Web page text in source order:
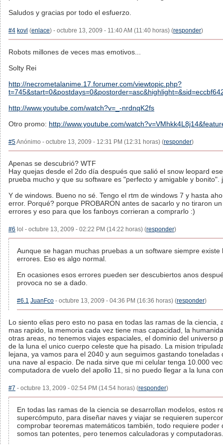
Saludos y gracias por todo el esfuerzo.
#4 kovl (enlace) - octubre 13, 2009 - 11:40 AM (11:40 horas) (responder)
Robots millones de veces mas emotivos...
Solty Rei
http://necrometalanime.17.forumer.com/viewtopic.php?
http://www.youtube.com/watch?v=_-nrdnqK2fs
Otro promo: http://www.youtube.com/
#5Anónimo - octubre 13, 2009 - 12:31 PM (12:31 horas) (responder)
Apenas se descubrió? WTF
Hay quejas desde el 2do día después que salió el snow leopard
prueba mucho y que su software es "perfecto y amigable y bonito".
Y de windows. Bueno no sé. Tengo el rtm de windows 7 y hasta
error. Porqué? porque PROBARON antes de sacarlo y no tiraron
errores y eso para que los fanboys corrieran a comprarlo :)
#6 lol - octubre 13, 2009 - 02:22 PM (14:22 horas) (responder)
Aunque se hagan muchas pruebas a un software siempre existe
errores. Eso es algo normal.
En ocasiones esos errores pueden ser descubiertos anos
provoca no se a dado.
#6.1 JuanFco - octubre 13, 2009 - 04:36 PM (16:36 horas) (responder)
Lo siento elias pero esto no pasa en todas las ramas de la ciencia,
mas rapido, la memoria cada vez tiene mas capacidad, la
otras areas, no tenemos viajes espaciales, el dominio del universo
de la luna el unico cuerpo celeste que ha pisado. La mision
lejana, ya vamos para el 2040 y aun seguimos gastando toneladas
una nave al espacio. De nada sirve que mi celular tenga 10.000
computadora de vuelo del apollo 11, si no puedo llegar a la luna
#7 - octubre 13, 2009 - 02:54 PM (14:54 horas) (responder)
En todas las ramas de la ciencia se desarrollan modelos, estos
supercómputo, para diseñar naves y viajar se requieren
comprobar teoremas matemáticos también, todo requiere poder
somos tan potentes, pero tenemos calculadoras y computadoras.